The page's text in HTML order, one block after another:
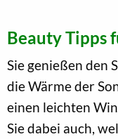
Beauty Tipps
Sie genießen den
die Wärme der
einen leichten
Sie dabei auch,